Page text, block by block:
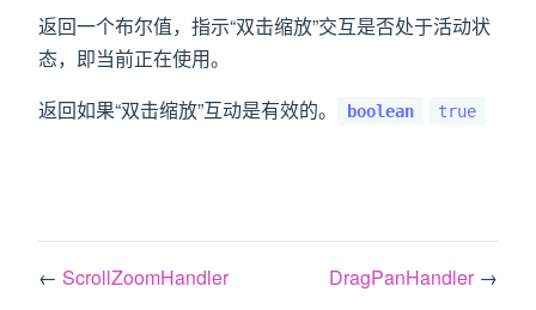
返回一个布尔值，指示“双击缩放”交互是否处于活动状
态，即当前正在使用。
返回如果“双击缩放”互动是有效的。
boolean true
← ScrollZoomHandler DragPanHandler →